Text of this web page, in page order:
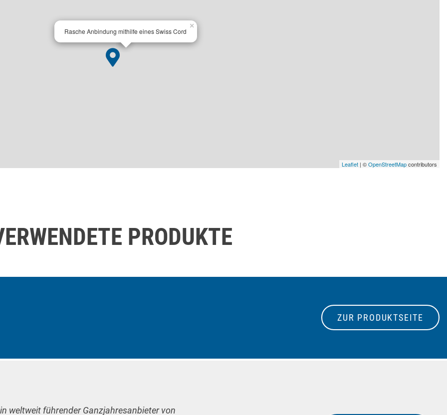
Rasche Anbindung mithilfe eines Swiss Cord
×
Leaflet | ©OpenStreetMapcontributors
PRODUKTE
ZUR PRODUKTSEITE
weltweit führender Ganzjahresanbieter von